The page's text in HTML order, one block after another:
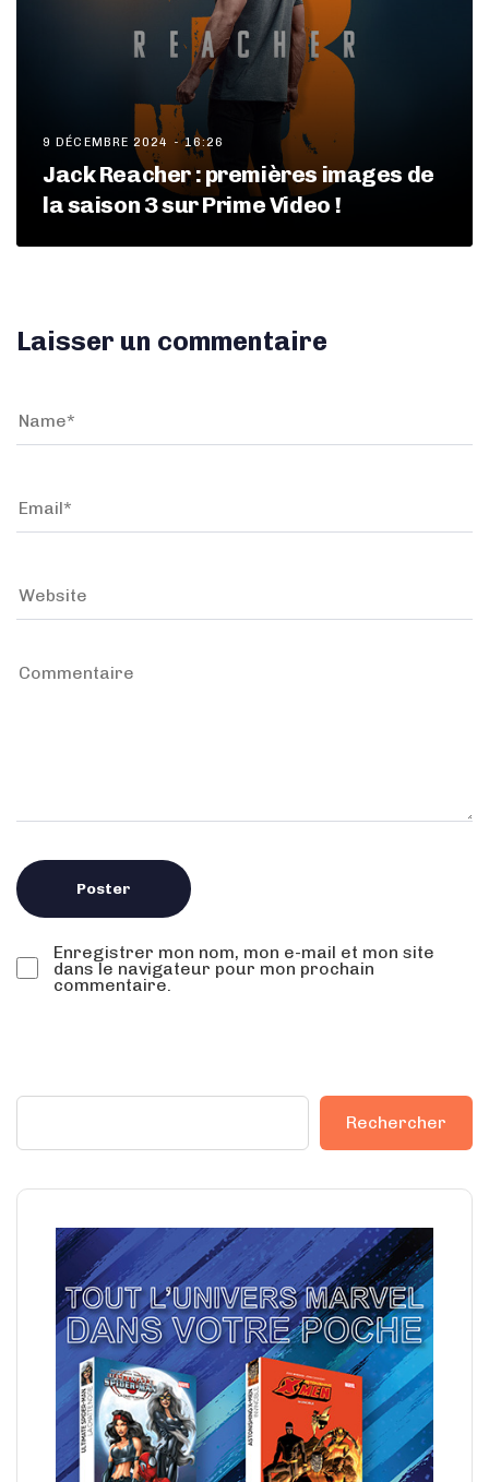
9 DÉCEMBRE 2024 - 16:26
Jack Reacher : premières images de
la saison 3 sur Prime Video !
Laisser un commentaire
Enregistrer mon nom, mon e-mail et mon site
dans le navigateur pour mon prochain
commentaire.
Rechercher
Rechercher